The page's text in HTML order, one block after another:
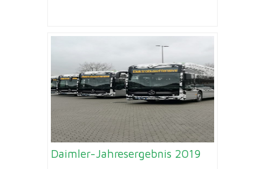
Daimler-Jahresergebnis 2019